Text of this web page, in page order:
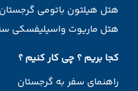
هتل هیلتون باتومی گرجستان
هتل ماریوت واسیلیفسکی
کجا بریم ؟ چی کار کنیم ؟
راهنمای سفر به گرجستان